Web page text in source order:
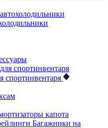
спортинвентаря
капота
Багажники на